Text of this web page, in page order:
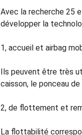
Avec la recherche 25
développer la
1, accueil et airbag
Ils peuvent être très
caisson, le ponceau
2, de flottement et
La flottabilité